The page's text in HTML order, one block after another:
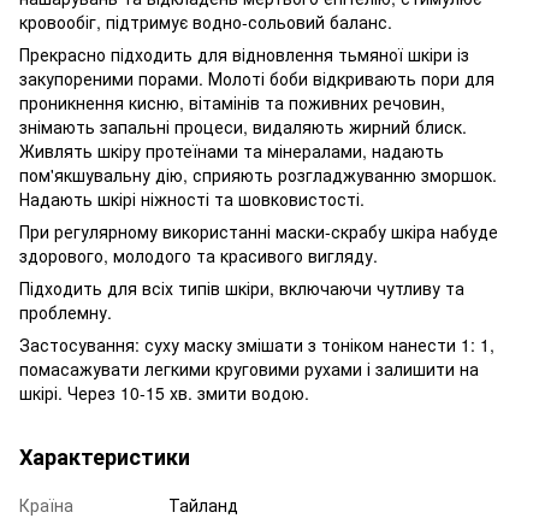
кровообіг, підтримує водно-сольовий баланс.
Прекрасно підходить для відновлення тьмяної шкіри із
закупореними порами. Молоті боби відкривають пори для
проникнення кисню, вітамінів та поживних речовин,
знімають запальні процеси, видаляють жирний блиск.
Живлять шкіру протеїнами та мінералами, надають
пом'якшувальну дію, сприяють розгладжуванню зморшок.
Надають шкірі ніжності та шовковистості.
При регулярному використанні маски-скрабу шкіра набуде
здорового, молодого та красивого вигляду.
Підходить для всіх типів шкіри, включаючи чутливу та
проблемну.
Застосування: суху маску змішати з тоніком нанести 1: 1,
помасажувати легкими круговими рухами і залишити на
шкірі. Через 10-15 хв. змити водою.
Характеристики
Країна Тайланд